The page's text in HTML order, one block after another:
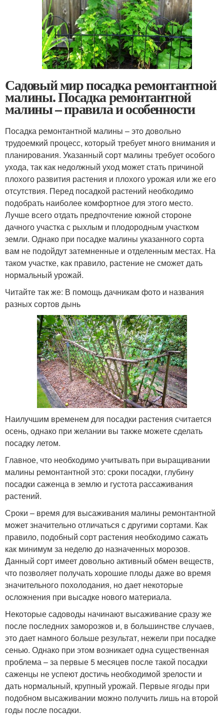
Садовый мир посадка ремонтантной
малины. Посадка ремонтантной
малины – правила и особенности
Посадка ремонтантной малины – это довольно
трудоемкий процесс, который требует много внимания и
планирования. Указанный сорт малины требует особого
ухода, так как недолжный уход может стать причиной
плохого развития растения и плохого урожая или же его
отсутствия. Перед посадкой растений необходимо
подобрать наиболее комфортное для этого место.
Лучше всего отдать предпочтение южной стороне
дачного участка с рыхлым и плодородным участком
земли. Однако при посадке малины указанного сорта
вам не подойдут затемненные и отделенным местах. На
таком участке, как правило, растение не сможет дать
нормальный урожай.
Читайте так же: В помощь дачникам фото и названия
разных сортов дынь
Наилучшим временем для посадки растения считается
осень, однако при желании вы также можете сделать
посадку летом.
Главное, что необходимо учитывать при выращивании
малины ремонтантной это: сроки посадки, глубину
посадки саженца в землю и густота рассаживания
растений.
Сроки – время для высаживания малины ремонтантной
может значительно отличаться с другими сортами. Как
правило, подобный сорт растения необходимо сажать
как минимум за неделю до назначенных морозов.
Данный сорт имеет довольно активный обмен веществ,
что позволяет получать хорошие плоды даже во время
значительного похолодания, но дает некоторые
осложнения при высадке нового материала.
Некоторые садоводы начинают высаживание сразу же
после последних заморозков и, в большинстве случаев,
это дает намного больше результат, нежели при посадке
сенью. Однако при этом возникает одна существенная
проблема – за первые 5 месяцев после такой посадки
саженцы не успеют достичь необходимой зрелости и
дать нормальный, крупный урожай. Первые ягоды при
подобном высаживании можно получить лишь на второй
годы после посадки.